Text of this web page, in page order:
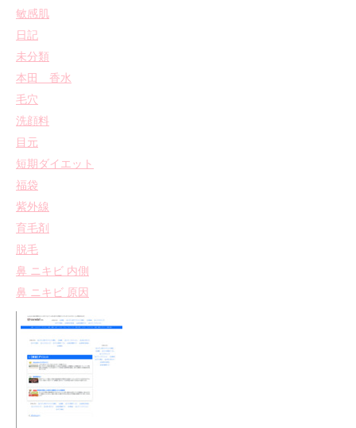
敏感肌
日記
未分類
本田 香水
毛穴
洗顔料
目元
短期ダイエット
福袋
紫外線
育毛剤
脱毛
鼻 ニキビ 内側
鼻 ニキビ 原因